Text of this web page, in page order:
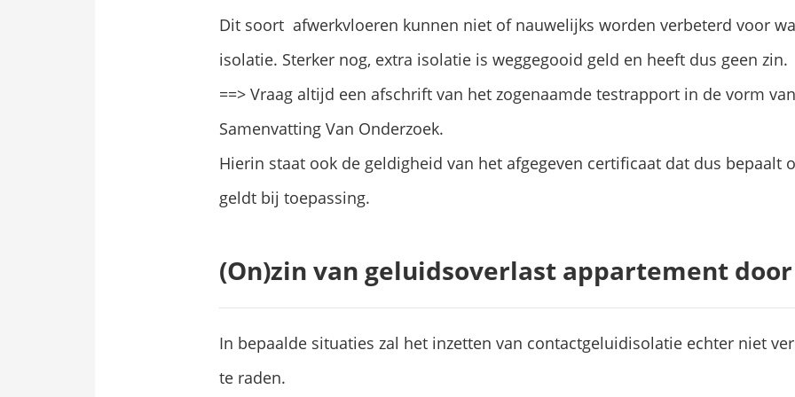
Dit soort afwerkvloeren kunnen niet of nauwelijks worden verbeterd voor
isolatie. Sterker nog, extra isolatie is weggegooid geld en heeft dus geen zin.
==> Vraag altijd een afschrift van het zogenaamde testrapport in de vorm
Samenvatting Van Onderzoek.
Hierin staat ook de geldigheid van het afgegeven certificaat dat dus bepaalt
geldt bij toepassing.
(On)zin van geluidsoverlast appartement
In bepaalde situaties zal het inzetten van contactgeluidisolatie echter niet
te raden.